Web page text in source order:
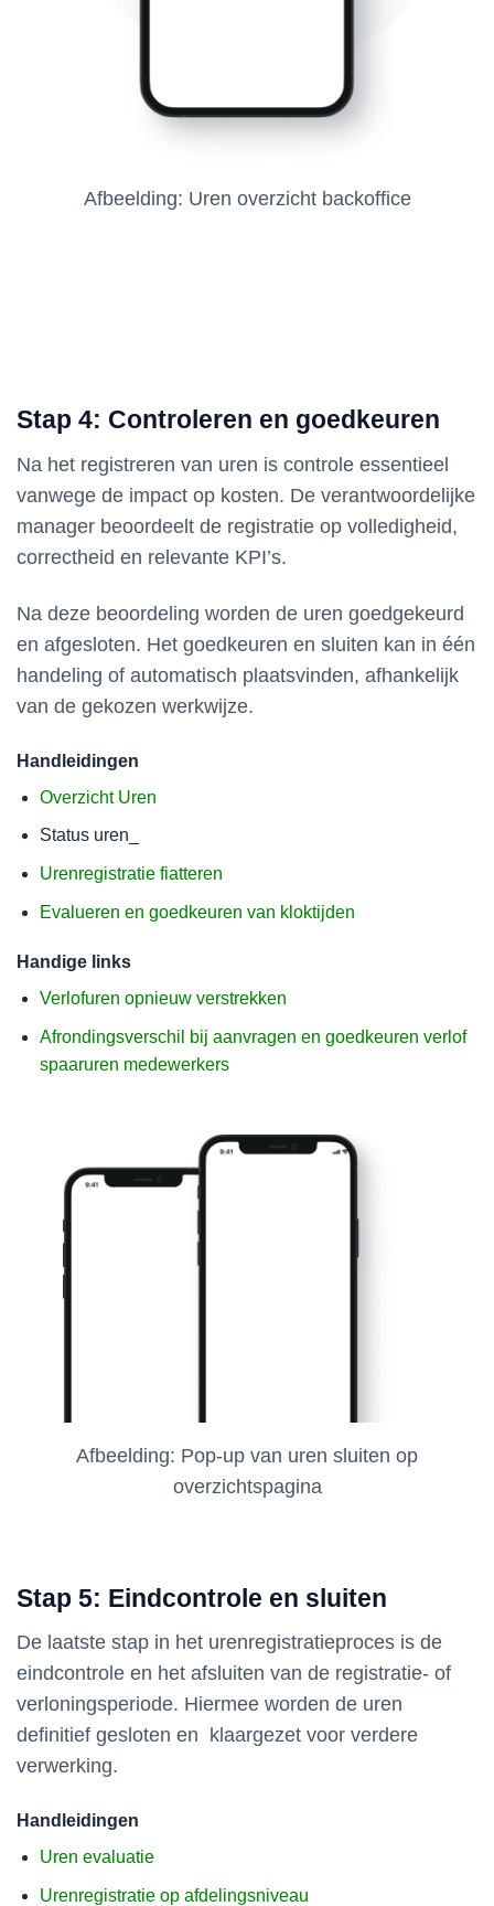
Afbeelding: Uren overzicht backoffice
Stap 4: Controleren en goedkeuren
Na het registreren van uren is controle essentieel
vanwege de impact op kosten. De verantwoordelijke
manager beoordeelt de registratie op volledigheid,
correctheid en relevante KPI’s.
Na deze beoordeling worden de uren goedgekeurd
en afgesloten. Het goedkeuren en sluiten kan in één
handeling of automatisch plaatsvinden, afhankelijk
van de gekozen werkwijze.
Handleidingen
Overzicht Uren
Status uren_
Urenregistratie fiatteren
Evalueren en goedkeuren van kloktijden
Handige links
Verlofuren opnieuw verstrekken
Afrondingsverschil bij aanvragen en goedkeuren verlof
spaaruren medewerkers
Stap 5: Eindcontrole en sluiten
De laatste stap in het urenregistratieproces is de
eindcontrole en het afsluiten van de registratie- of
verloningsperiode. Hiermee worden de uren
definitief gesloten en klaargezet voor verdere
verwerking.
Handleidingen
Uren evaluatie
Urenregistratie op afdelingsniveau
Afbeelding: Pop-up van uren sluiten op
overzichtspagina